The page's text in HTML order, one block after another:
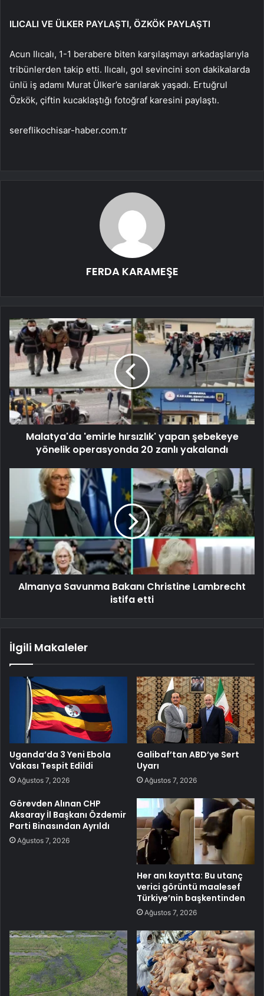
ILICALI VE ÜLKER PAYLAŞTI, ÖZKÖK PAYLAŞTI
Acun Ilıcalı, 1-1 berabere biten karşılaşmayı arkadaşlarıyla
tribünlerden takip etti. Ilıcalı, gol sevincini son dakikalarda
ünlü iş adamı Murat Ülker’e sarılarak yaşadı. Ertuğrul
Özkök, çiftin kucaklaştığı fotoğraf karesini paylaştı.
sereflikochisar-haber.com.tr
FERDA KARAMEŞE
Malatya'da 'emirle hırsızlık' yapan şebekeye
yönelik operasyonda 20 zanlı yakalandı
Almanya Savunma Bakanı Christine Lambrecht
istifa etti
İlgili Makaleler
Uganda’da 3 Yeni Ebola
Vakası Tespit Edildi
Ağustos 7, 2026
Galibaf’tan ABD’ye Sert
Uyarı
Ağustos 7, 2026
Görevden Alınan CHP
Aksaray İl Başkanı Özdemir
Parti Binasından Ayrıldı
Ağustos 7, 2026
Her anı kayıtta: Bu utanç
verici görüntü maalesef
Türkiye’nin başkentinden
Ağustos 7, 2026